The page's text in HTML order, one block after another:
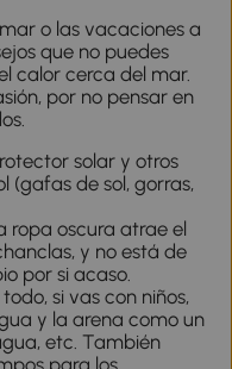
o las vacaciones a
que no puedes
calor cerca del mar.
por no pensar en
solar y otros
(gafas de sol, gorras,
ropa oscura atrae el
y no está de
por si acaso.
si vas con niños,
y la arena como un
etc. También